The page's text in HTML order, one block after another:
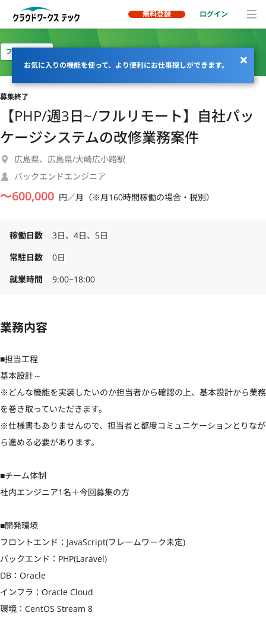
無料登録 ログイン
お気に入りの機能を使って、より便利にお仕事探しができます。
フルリモート
募集終了
【PHP/週3日~/フルリモート】自社パッ
ケージシステムの改修業務案件
広島県、広島県/大崎広小路駅
バックエンドエンジニア
〜600,000 円／月（※月160時間稼働の場合・税別）
稼働日数
3日、4日、5日
常駐日数
0日
就業時間
9:00~18:00
業務内容
■担当工程
基本設計～
※どんな機能を実装したいのか担当者から確認の上、基本設計から業務
を巻き取っていただきます。
※仕様書もありませんので、担当者と都度コミュニケーションとりなが
ら進める必要があります。
■チーム体制
社内エンジニア1名＋今回募集の方
■開発環境
フロントエンド：JavaScript(フレームワーク未定)
バックエンド：PHP(Laravel)
DB：Oracle
インフラ：Oracle Cloud
環境：CentOS Stream 8